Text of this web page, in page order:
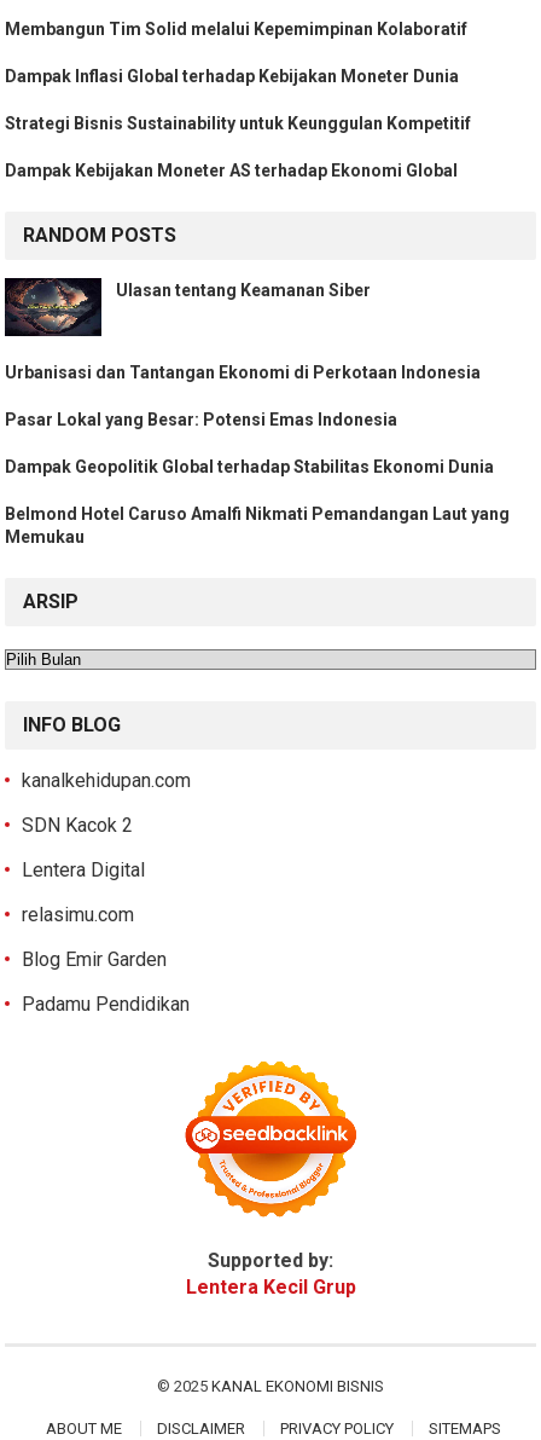
Membangun Tim Solid melalui Kepemimpinan Kolaboratif
Dampak Inflasi Global terhadap Kebijakan Moneter Dunia
Strategi Bisnis Sustainability untuk Keunggulan Kompetitif
Dampak Kebijakan Moneter AS terhadap Ekonomi Global
RANDOM POSTS
Ulasan tentang Keamanan Siber
Urbanisasi dan Tantangan Ekonomi di Perkotaan Indonesia
Pasar Lokal yang Besar: Potensi Emas Indonesia
Dampak Geopolitik Global terhadap Stabilitas Ekonomi Dunia
Belmond Hotel Caruso Amalfi Nikmati Pemandangan Laut yang
Memukau
ARSIP
Arsip
INFO BLOG
kanalkehidupan.com
SDN Kacok 2
Lentera Digital
relasimu.com
Blog Emir Garden
Padamu Pendidikan
Supported by:
Lentera Kecil Grup
© 2025 KANAL EKONOMI BISNIS
ABOUT ME DISCLAIMER PRIVACY POLICY SITEMAPS